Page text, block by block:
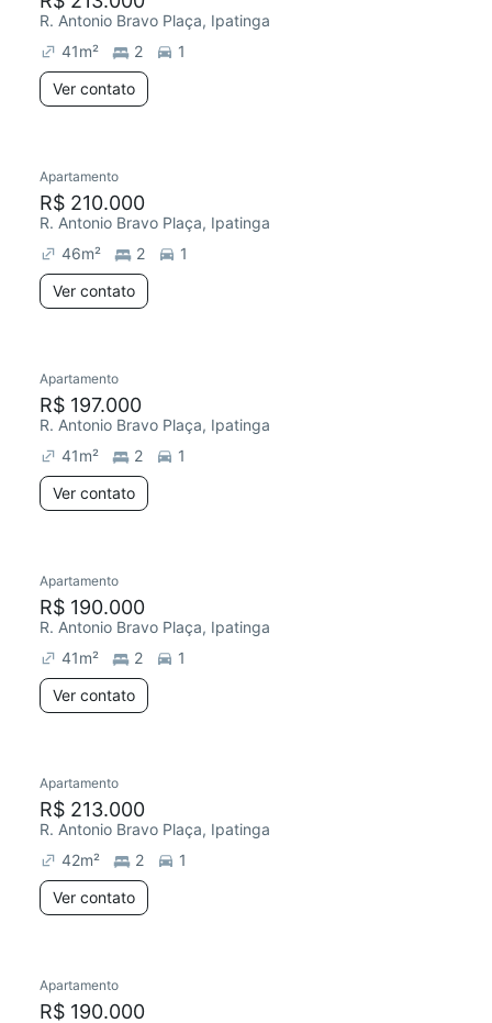
R. Antonio Bravo Plaça, Ipatinga
41m² 2
1
Ver contato
Redecorar
Apartamento
R$ 210.000
R. Antonio Bravo Plaça, Ipatinga
46m² 2
1
Ver contato
Redecorar
Apartamento
R$ 197.000
R. Antonio Bravo Plaça, Ipatinga
41m² 2
1
Ver contato
Apartamento
R$ 190.000
R. Antonio Bravo Plaça, Ipatinga
41m² 2
1
Ver contato
Apartamento
R$ 213.000
R. Antonio Bravo Plaça, Ipatinga
42m² 2
1
Ver contato
Chegou este mês
Apartamento
R$ 190.000